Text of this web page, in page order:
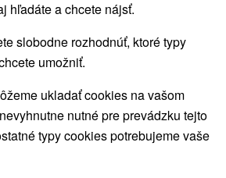
0' 0''
hľadáte a chcete nájsť.
slobodne rozhodnúť, ktoré typy
umožniť.
ukladať cookies na vašom
nutné pre prevádzku tejto
typy cookies potrebujeme vaše